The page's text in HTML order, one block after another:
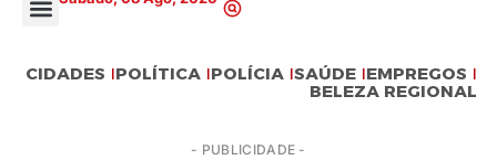
CIDADES POLÍTICA POLÍCIA SAÚDE EMPREGOS
BELEZA REGIONAL
- PUBLICIDADE -